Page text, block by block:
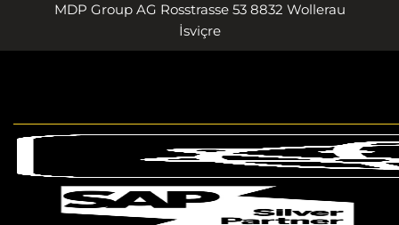
MDP Group AG Rosstrasse 53 8832 Wollerau
İsviçre